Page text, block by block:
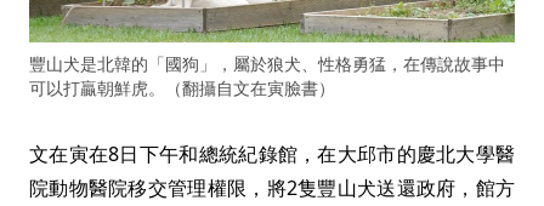
豐山犬是北韓的「國狗」，屬於狼犬、性格勇猛，在傳說故事中
可以打贏朝鮮虎。（翻攝自文在寅臉書）
文在寅在8日下午和總統紀錄館，在大邱市的慶北大學醫
院動物醫院移交管理權限，將2隻豐山犬送還政府，館方